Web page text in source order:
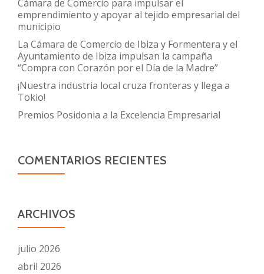
Cámara de Comercio para impulsar el
emprendimiento y apoyar al tejido empresarial del
municipio
La Cámara de Comercio de Ibiza y Formentera y el
Ayuntamiento de Ibiza impulsan la campaña
“Compra con Corazón por el Día de la Madre”
¡Nuestra industria local cruza fronteras y llega a
Tokio!
Premios Posidonia a la Excelencia Empresarial
COMENTARIOS RECIENTES
ARCHIVOS
julio 2026
abril 2026